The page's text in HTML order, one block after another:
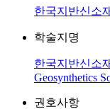
한국지반신소
학술지명
한국지반신소
Geosynthetics
권호사항